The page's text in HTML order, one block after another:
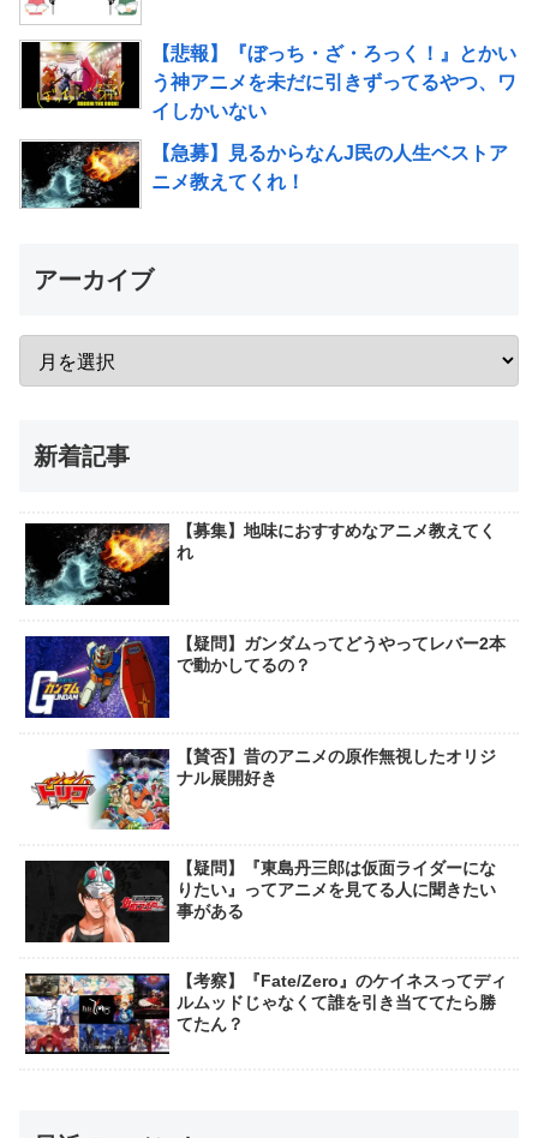
【悲報】『ぼっち・ざ・ろっく！』とかい
う神アニメを未だに引きずってるやつ、ワ
イしかいない
【急募】見るからなんJ民の人生ベストア
ニメ教えてくれ！
アーカイブ
新着記事
【募集】地味におすすめなアニメ教えてく
れ
【疑問】ガンダムってどうやってレバー2本
で動かしてるの？
【賛否】昔のアニメの原作無視したオリジ
ナル展開好き
【疑問】『東島丹三郎は仮面ライダーにな
りたい』ってアニメを見てる人に聞きたい
事がある
【考察】『Fate/Zero』のケイネスってディ
ルムッドじゃなくて誰を引き当ててたら勝
てたん？